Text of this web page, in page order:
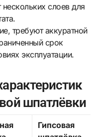
слоев для
требуют аккуратной
срок
эксплуатации.
шпатлёвки
Гипсовая